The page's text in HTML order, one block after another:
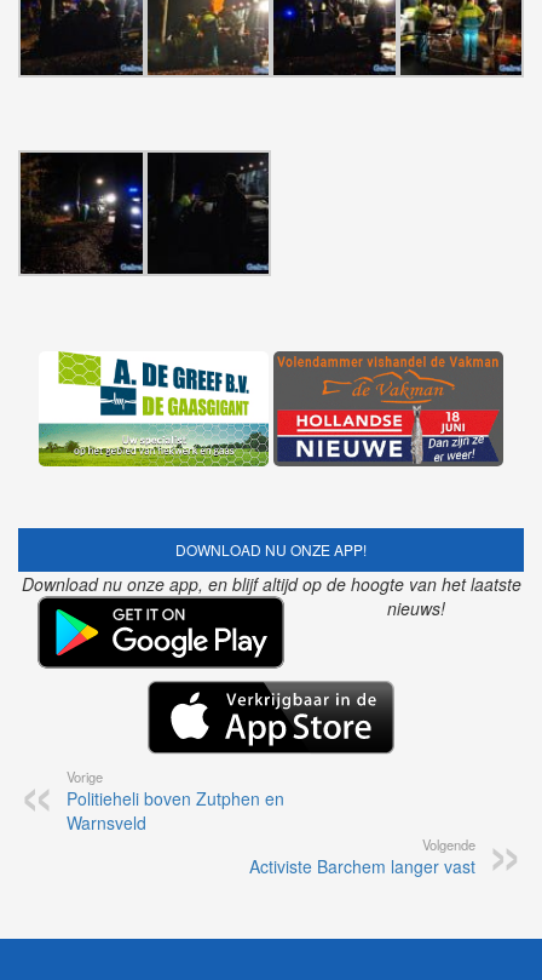
DOWNLOAD NU ONZE APP!
Download nu onze app, en blijf altijd op de hoogte van het laatste
nieuws!
Vorige
Politieheli boven Zutphen en
Warnsveld
Volgende
Activiste Barchem langer vast